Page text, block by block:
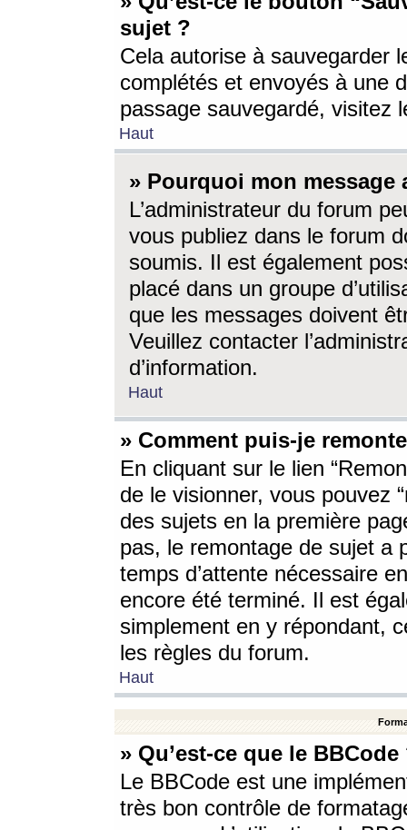
sujet ?
Cela autorise à sauvegarder
complétés et envoyés à une
passage sauvegardé, visitez
Haut
» Pourquoi mon message
L’administrateur du forum
vous publiez dans le forum
soumis. Il est également
placé dans un groupe
que les messages doivent
Veuillez contacter
d’information.
Haut
» Comment puis-je
En cliquant sur le lien
de le visionner, vous pouvez
des sujets en la première
pas, le remontage de sujet a
temps d’attente nécessaire
encore été terminé. Il est
simplement en y répondant,
les règles du forum.
Haut
» Qu’est-ce que le BBCode
Le BBCode est une
très bon contrôle de